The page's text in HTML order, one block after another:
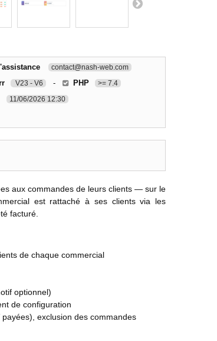
contact@nash-web.com
V23 - V6 - PHP >= 7.4
11/06/2026 12:30
aux commandes de leurs clients — sur le
est rattaché à ses clients via les
facturé.
de chaque commercial
optionnel)
de configuration
exclusion des commandes